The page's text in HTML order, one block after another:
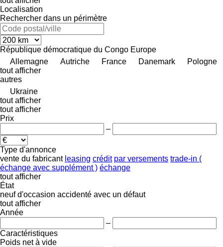
Localisation
Rechercher dans un périmètre
République démocratique du Congo Europe
Allemagne
Autriche France Danemark
Pologne
tout afficher
autres
Ukraine
tout afficher
tout afficher
Prix
–
Type d'annonce
vente du fabricant leasing crédit par versements trade-in (
échange avec supplément ) échange
tout afficher
État
neuf d'occasion accidenté avec un défaut
tout afficher
Année
–
Caractéristiques
Poids net à vide